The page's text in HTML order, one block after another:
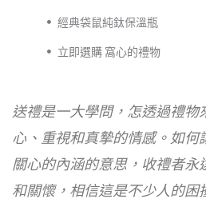
經典袋鼠純鈦保溫瓶
立即選購 窩心的禮物
送禮是一大學問，怎透過禮物
心、重視和真摯的情感。如何
關心的內涵的意思，收禮者永
和關懷，相信這是不少人的困